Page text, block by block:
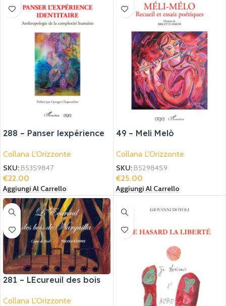
288 – Panser lexpérience
Collana L'Orizzonte
SKU: B53S9847
€22.00
Aggiungi Al Carrello
49 – Meli Melò
Collana L'Orizzonte
SKU: B52984S9
€25.00
Aggiungi Al Carrello
281 – LEcureuil des bois
Collana L'Orizzonte